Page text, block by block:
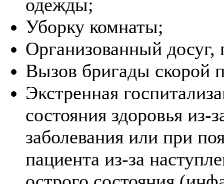
одежды;
Уборку комнаты;
Организованный досуг,
Вызов бригады скорой
Экстренная
состояния здоровья из-
заболевания или при
пациента из-за